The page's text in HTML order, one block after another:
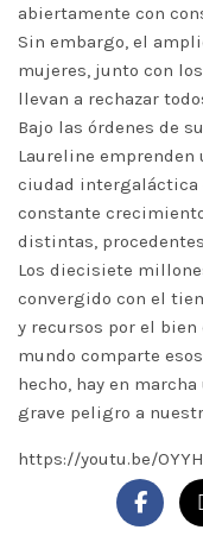
abiertamente con
Sin embargo, el
mujeres, junto con
llevan a rechazar
Bajo las órdenes de
Laureline
ciudad intergaláctica
constante
distintas,
Los diecisiete
convergido con el
y recursos por el bien
mundo comparte
hecho, hay en
grave peligro a
https://youtu.be/